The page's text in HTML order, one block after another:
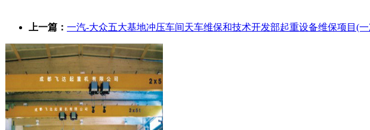
上一篇： 一汽-大众五大基地冲压车间天车维保和技术开发部起重设备维保项目(